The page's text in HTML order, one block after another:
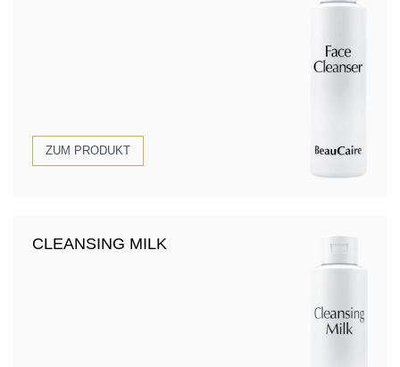
ZUM PRODUKT
CLEANSING MILK